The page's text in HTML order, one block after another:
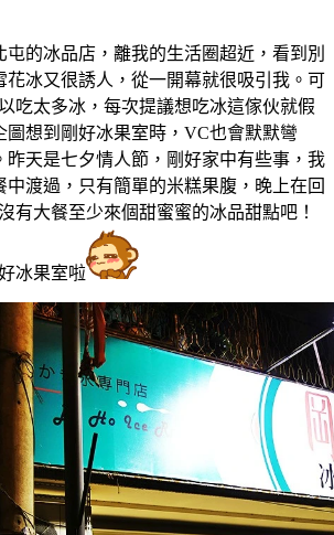
屯的冰品店，離我的生活圈超近，看到別
花冰又很誘人，從一開幕就很吸引我。可
吃太多冰，每次提議想吃冰這傢伙就假
圖想到剛好冰果室時，VC也會默默彎
昨天是七夕情人節，剛好家中有些事，我
中渡過，只有簡單的米糕果腹，晚上在回
有大餐至少來個甜蜜蜜的冰品甜點吧！
冰果室啦